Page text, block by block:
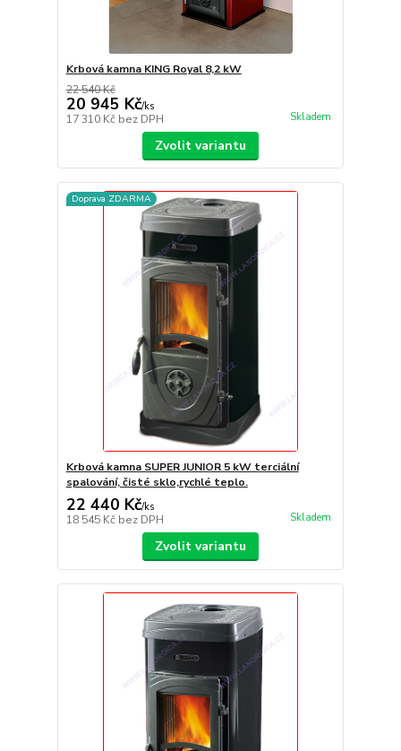
Krbová kamna KING Royal 8,2 kW
22 540 Kč
20 945 Kč/ks
17 310 Kč bez DPH Skladem
Zvolit variantu
Doprava ZDARMA
Krbová kamna SUPER JUNIOR 5 kW terciální
spalování, čisté sklo,rychlé teplo.
22 440 Kč/ks
18 545 Kč bez DPH Skladem
Zvolit variantu